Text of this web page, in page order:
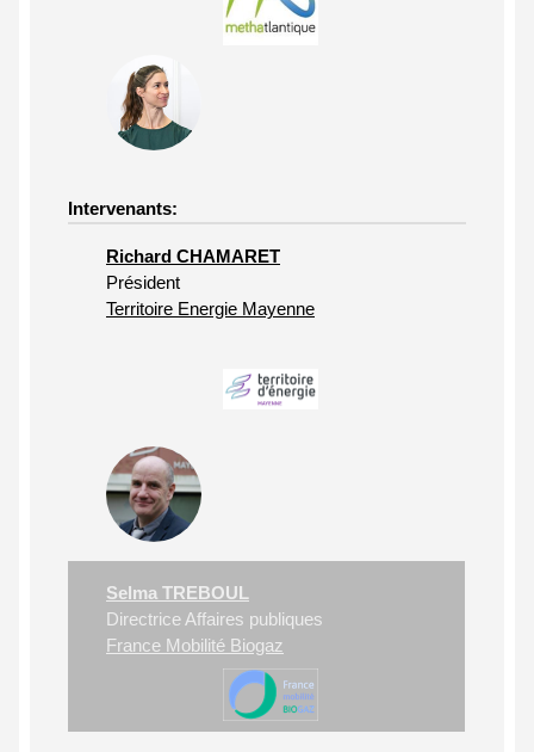
Intervenants:
Richard CHAMARET
Président
Territoire Energie Mayenne
Selma TREBOUL
Directrice Affaires publiques
France Mobilité Biogaz